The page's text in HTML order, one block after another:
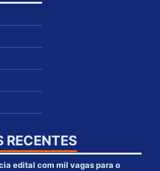
RECENTES
edital com mil vagas para o